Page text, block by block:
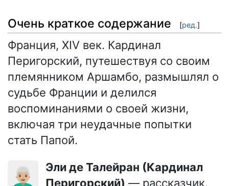
Очень краткое содержание [ред.]
Франция, XIV век. Кардинал
Перигорский, путешествуя со своим
племянником Аршамбо, размышлял о
судьбе Франции и делился
воспоминаниями о своей жизни,
включая три неудачные попытки
стать Папой.
👨🏼‍🦳
Эли де Талейран (Кардинал
Перигорский) — рассказчик,